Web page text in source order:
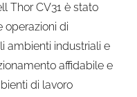
Thor CV31 è stato
operazioni di
ambienti industriali e
affidabile e
di lavoro